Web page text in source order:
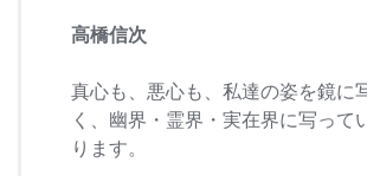
高橋信次
真心も、悪心も、私達の姿を鏡に
く、幽界・霊界・実在界に写って
ります。